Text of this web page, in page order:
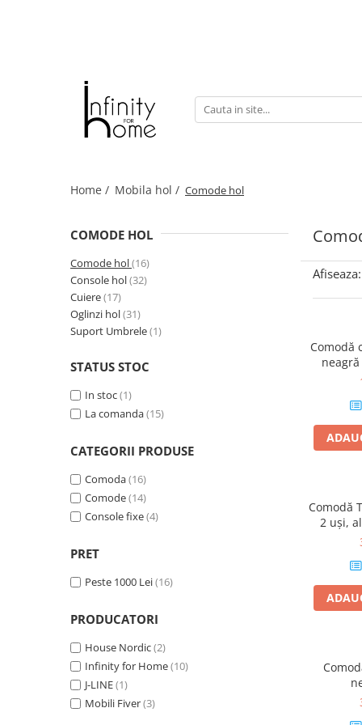
Biblioteci și rafturi
Covoare living
Taburete și pufi
Masute de cafea
Mobila dormitor
Comode dormitor
Console dormitor
Fotolii dormitor
Console extensibile
Covoare dining
Scaune de bar / insula
Scaune exterior
Comode hol
Suport Umbrele
Console hol
Home / Mobila hol / Comode hol
COMODE HOL
Comode hol(16)
Console hol(32)
Cuiere(17)
Oglinzi hol(31)
Suport Umbrele(1)
STATUS STOC
In stoc(1)
La comanda(15)
CATEGORII PRODUSE
Comoda(16)
Comode(14)
Console fixe(4)
PRET
Peste 1000 Lei(16)
PRODUCATORI
House Nordic(2)
Infinity for Home(10)
J-LINE(1)
Mobili Fiver(3)
Afiseaza:
Comodă
Comodă
2 uși,